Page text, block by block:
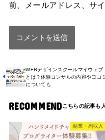
前、メールアドレス、サ
WEBデザインスクールマイウェブ
とは？体験コンサルの内容や口コミ
についても
RECOMMEND
副業・副収入